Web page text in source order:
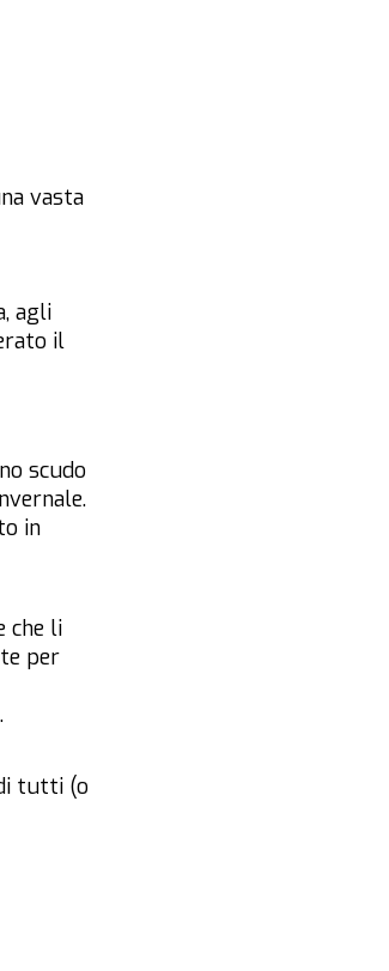
vasta
agli
il
scudo
in
che li
per
tutti (o